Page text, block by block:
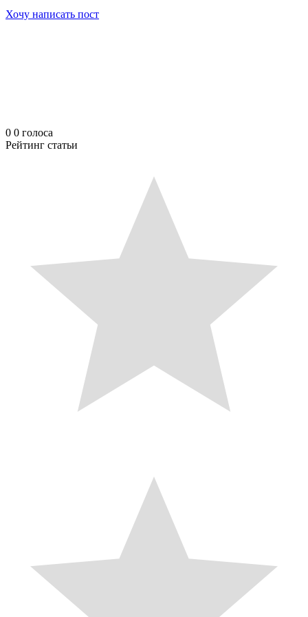
Хочу написать пост
0 0 голоса
Рейтинг статьи